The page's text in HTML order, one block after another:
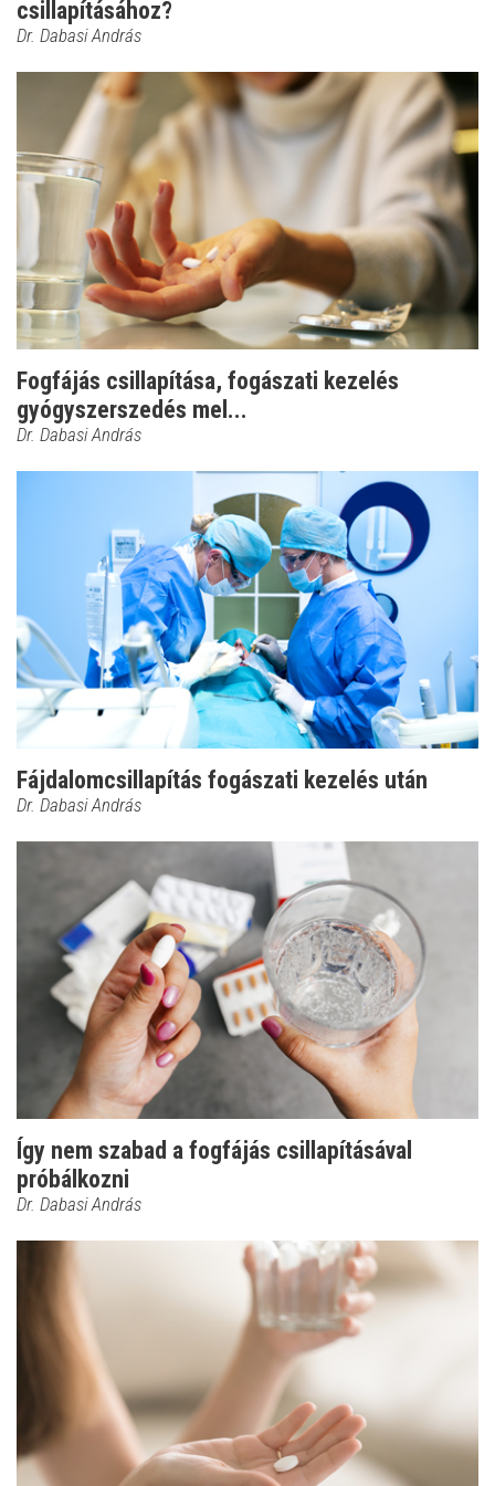
csillapításához?
Dr. Dabasi András
Fogfájás csillapítása, fogászati kezelés
gyógyszerszedés mel...
Dr. Dabasi András
Fájdalomcsillapítás fogászati kezelés után
Dr. Dabasi András
Így nem szabad a fogfájás csillapításával
próbálkozni
Dr. Dabasi András